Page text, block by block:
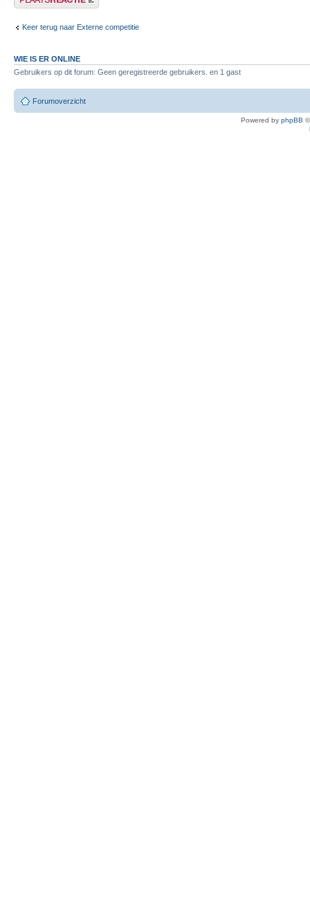
Keer terug naar Externe competitie
WIE IS ER ONLINE
Gebruikers op dit forum: Geen geregistreerde gebruikers. en 1 gast
Forumoverzicht
Powered by phpBB